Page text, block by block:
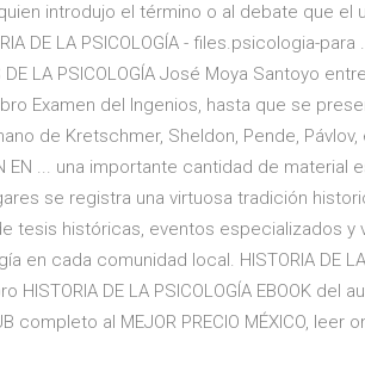
introdujo el término o al debate que
DE LA PSICOLOGÍA - files.psicologia-para
DE LA PSICOLOGÍA José Moya Santoyo
Examen del Ingenios, hasta que se
de Kretschmer, Sheldon, Pende, Pávlov,
EN ... una importante cantidad de
se registra una virtuosa tradición
tesis históricas, eventos especializados
en cada comunidad local. HISTORIA DE LA
HISTORIA DE LA PSICOLOGÍA EBOOK del
completo al MEJOR PRECIO MÉXICO,